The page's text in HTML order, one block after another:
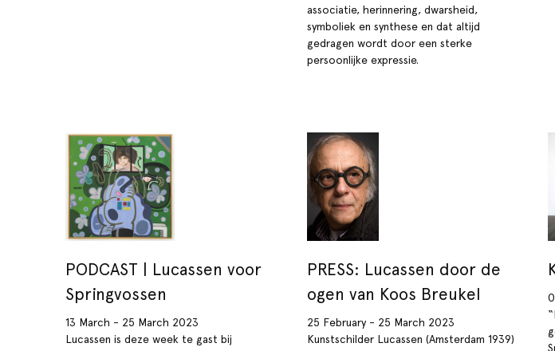
associatie, herinnering, dwarsheid,
symboliek en synthese en dat altijd
gedragen wordt door een sterke
persoonlijke expressie.
PODCAST | Lucassen voor
Springvossen
13 March - 25 March 2023
Lucassen is deze week te gast bij
PRESS: Lucassen door de
ogen van Koos Breukel
25 February - 25 March 2023
Kunstschilder Lucassen (Amsterdam 1939)